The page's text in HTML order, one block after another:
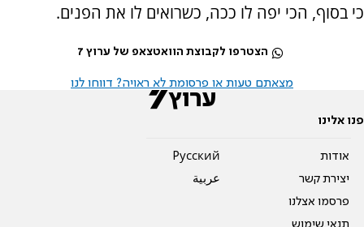
כי בסוף, הכי יפה לו ככה, כשרואים לו את הפנים.
הצטרפו לקבוצת הוואטצאפ של ערוץ 7
מצאתם טעות או פרסומת לא ראויה? דווחו לנו
פנו אלינו
אודות
יצירת קשר
פרסמו אצלנו
תנאי שימוש
Pусский
عربية